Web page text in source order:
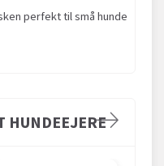
perfekt til små hunde